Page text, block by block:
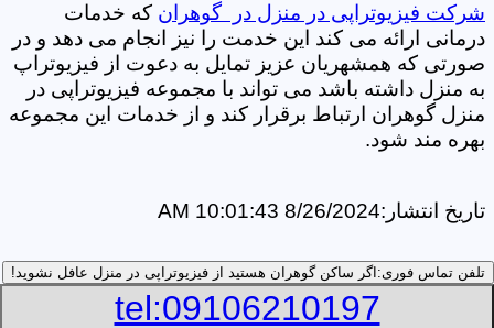
شرکت فیزیوتراپی در منزل در گوهران که خدمات
درمانی ارائه می کند این خدمت را نیز انجام می دهد و در
صورتی که همشهریان عزیز تمایل به دعوت از فیزیوتراپ
به منزل داشته باشد می تواند با مجموعه فیزیوتراپی در
منزل گوهران ارتباط برقرار کند و از خدمات این مجموعه
بهره مند شود.
تاریخ انتشار:8/26/2024 10:01:43 AM
تلفن تماس فوری: اگر ساکن گوهران هستید از فیزیوتراپی در منزل عافل نشوید!
tel:09106210197